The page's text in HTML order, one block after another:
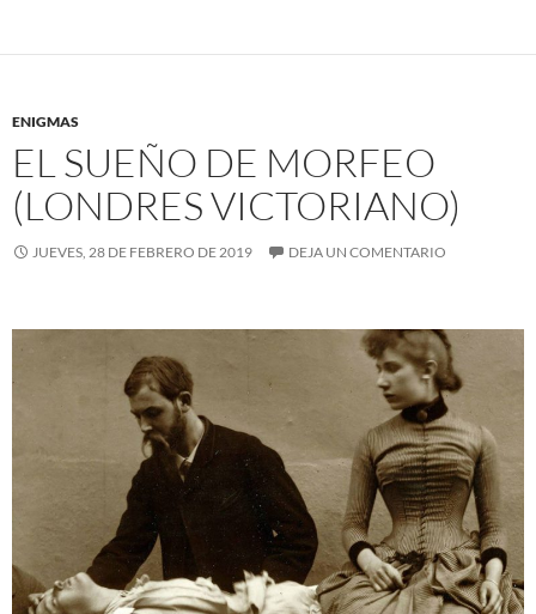
ENIGMAS
EL SUEÑO DE MORFEO
(LONDRES VICTORIANO)
JUEVES, 28 DE FEBRERO DE 2019 DEJA UN COMENTARIO